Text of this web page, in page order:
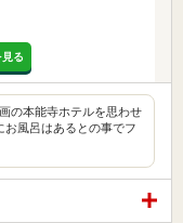
る
の本能寺ホテルを思わせ
お風呂はあるとの事でフ